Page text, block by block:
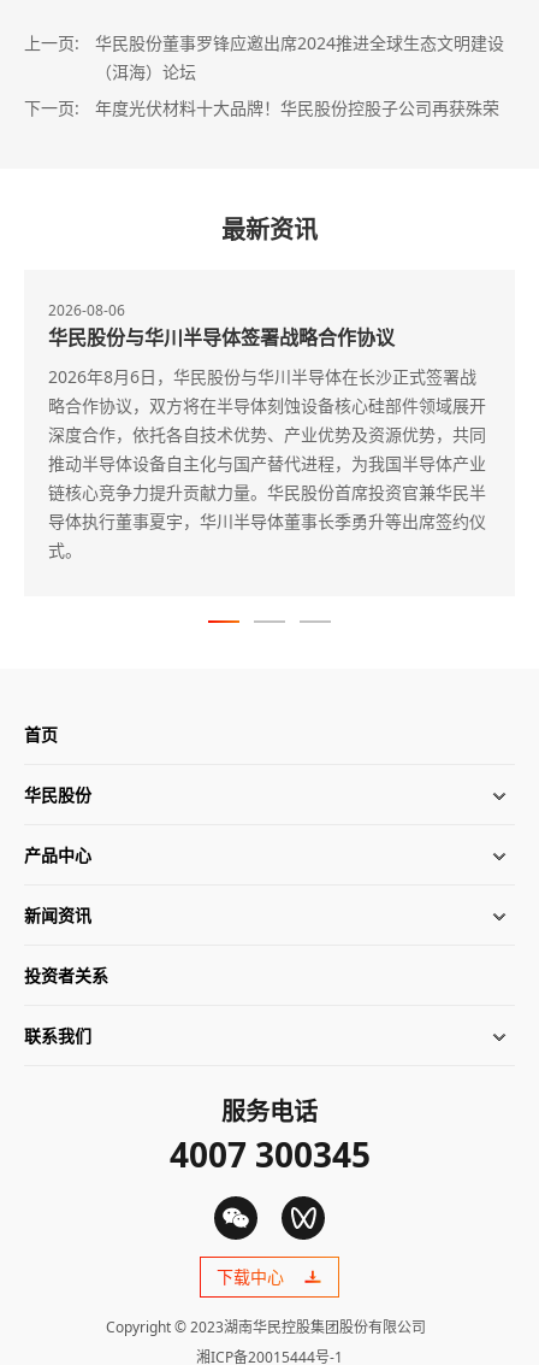
上一页:
华民股份董事罗锋应邀出席2024推进全球生态文明建设
（洱海）论坛
下一页:
年度光伏材料十大品牌！华民股份控股子公司再获殊荣
最新资讯
2026-07-06
华民股份获评2026“北极星杯”零碳园区建设实践示
范企业
近日，2026第八届综合能源服务与零碳园区建设大会于江苏
盐城隆重召开。凭借旗下鸿宇智慧能源在源网荷储一体化项
目落地、零碳园区共建领域的扎实成果，华民股份成功斩获
2026“北极星杯”零碳园区建设实践示范企业荣誉称号。
首页
华民股份
产品中心
新闻资讯
投资者关系
联系我们
服务电话
4007 300345
下载中心
Copyright © 2023湖南华民控股集团股份有限公司
湘ICP备20015444号-1